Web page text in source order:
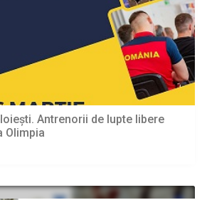
Antrenorii de lupte libere
Olimpia